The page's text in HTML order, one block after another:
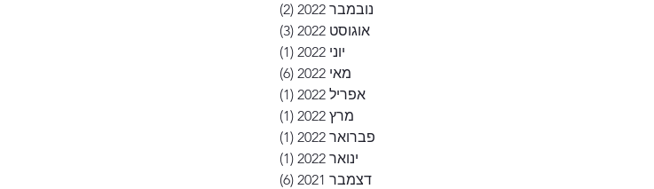
נובמבר 2022
(2)
אוגוסט 2022
(3)
יוני 2022
(1)
מאי 2022
(6)
אפריל 2022
(1)
מרץ 2022
(1)
פברואר 2022
(1)
ינואר 2022
(1)
דצמבר 2021
(6)